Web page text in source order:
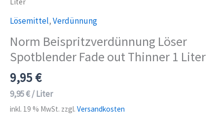
Lösemittel,Verdünnung
Norm Beispritzverdünnung Löser
Spotblender Fade out Thinner 1 Liter
9,95€
9,95€/Liter
inkl. 19 % MwSt. zzgl. Versandkosten